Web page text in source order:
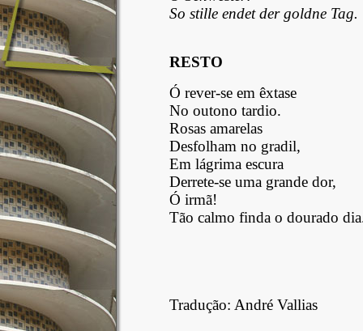
So stille endet der goldne Tag.
RESTO
Ó rever-se em êxtase
No outono tardio.
Rosas amarelas
Desfolham no gradil,
Em lágrima escura
Derrete-se uma grande dor,
Ó irmã!
Tão calmo finda o dourado
Tradução: André Vallias